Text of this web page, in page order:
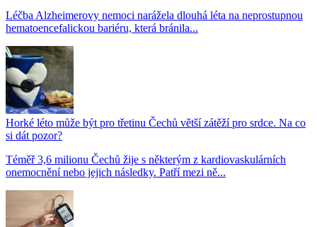
Léčba Alzheimerovy nemoci narážela dlouhá léta na neprostupnou
hematoencefalickou bariéru, která bránila...
Horké léto může být pro třetinu Čechů větší zátěží pro srdce. Na co
si dát pozor?
Téměř 3,6 milionu Čechů žije s některým z kardiovaskulárních
onemocnění nebo jejich následky. Patří mezi ně...